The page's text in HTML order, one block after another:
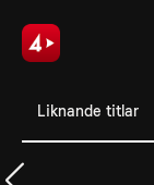
Liknande titlar